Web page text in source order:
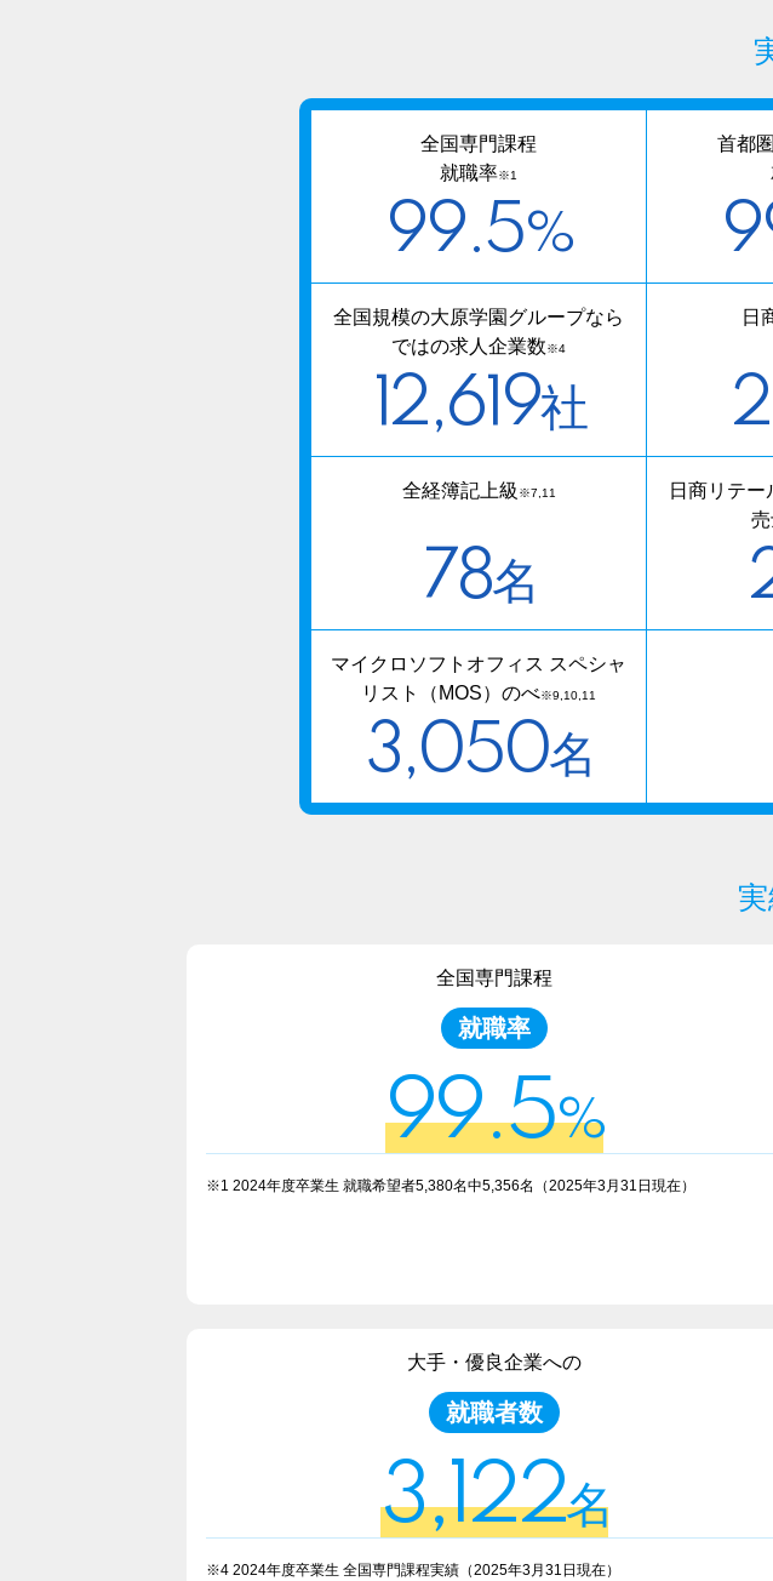
全国専門課程
就職率※1
99.5%
首都
全国規模の大原学園グループなら
ではの求人企業数※4
12,619社
日
全経簿記上級 ※7,11
78名
日商リテー
マイクロソフトオフィス スペシャ
リスト（MOS）のべ※9,10,11
3,050名
全国専門課程
就職率
99.5%
※1 2024年度卒業生 就職希望者5,380名中5,356名 （2025年3月31日現在）
大手・優良企業への
就職者数
3,122名
※4 2024年度卒業生 全国専門課程実績 （2025年3月31日現在）